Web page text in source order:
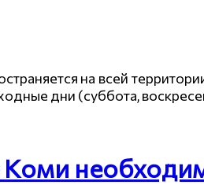
на всей
дни (суббота,
Коми